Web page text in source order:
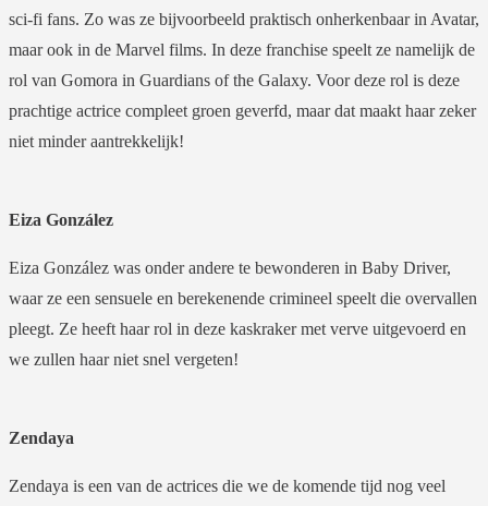
sci-fi fans. Zo was ze bijvoorbeeld praktisch onherkenbaar in Avatar,
maar ook in de Marvel films. In deze franchise speelt ze namelijk de
rol van Gomora in Guardians of the Galaxy. Voor deze rol is deze
prachtige actrice compleet groen geverfd, maar dat maakt haar zeker
niet minder aantrekkelijk!
Eiza González
Eiza González was onder andere te bewonderen in Baby Driver,
waar ze een sensuele en berekenende crimineel speelt die overvallen
pleegt. Ze heeft haar rol in deze kaskraker met verve uitgevoerd en
we zullen haar niet snel vergeten!
Zendaya
Zendaya is een van de actrices die we de komende tijd nog veel